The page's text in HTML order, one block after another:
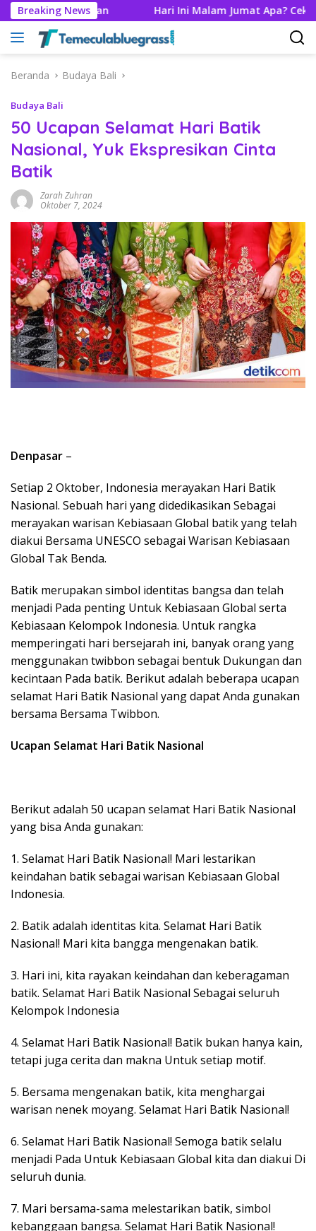
Langsung
ke
konten
Breaking News
Era 70-an Hari Ini Malam Jumat Apa? Cek Weton
Beranda Budaya Bali
Budaya Bali
50 Ucapan Selamat Hari Batik
Nasional, Yuk Ekspresikan Cinta
Batik
Zarah Zuhran
Oktober 7, 2024
Denpasar –
Setiap 2 Oktober, Indonesia merayakan Hari Batik
Nasional. Sebuah hari yang didedikasikan Sebagai
merayakan warisan Kebiasaan Global batik yang telah
diakui Bersama UNESCO sebagai Warisan Kebiasaan
Global Tak Benda.
Batik merupakan simbol identitas bangsa dan telah
menjadi Pada penting Untuk Kebiasaan Global serta
Kebiasaan Kelompok Indonesia. Untuk rangka
memperingati hari bersejarah ini, banyak orang yang
menggunakan twibbon sebagai bentuk Dukungan dan
kecintaan Pada batik. Berikut adalah beberapa ucapan
selamat Hari Batik Nasional yang dapat Anda gunakan
bersama Bersama Twibbon.
Ucapan Selamat Hari Batik Nasional
Berikut adalah 50 ucapan selamat Hari Batik Nasional
yang bisa Anda gunakan:
1. Selamat Hari Batik Nasional! Mari lestarikan
keindahan batik sebagai warisan Kebiasaan Global
Indonesia.
2. Batik adalah identitas kita. Selamat Hari Batik
Nasional! Mari kita bangga mengenakan batik.
3. Hari ini, kita rayakan keindahan dan keberagaman
batik. Selamat Hari Batik Nasional Sebagai seluruh
Kelompok Indonesia
4. Selamat Hari Batik Nasional! Batik bukan hanya kain,
tetapi juga cerita dan makna Untuk setiap motif.
5. Bersama mengenakan batik, kita menghargai
warisan nenek moyang. Selamat Hari Batik Nasional!
6. Selamat Hari Batik Nasional! Semoga batik selalu
menjadi Pada Untuk Kebiasaan Global kita dan diakui Di
seluruh dunia.
7. Mari bersama-sama melestarikan batik, simbol
kebanggaan bangsa. Selamat Hari Batik Nasional!